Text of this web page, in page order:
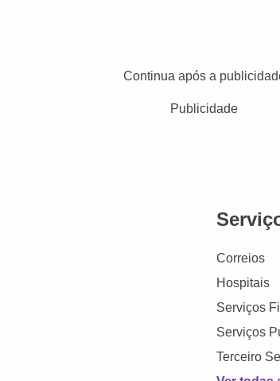
Continua após a
Publicidade
Correios
Hospitais
Serviços
Serviços
Terceiro